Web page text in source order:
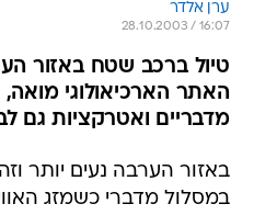
ערן אלדר
28.10.2003 / 16:07
טיול ברכב שטח באזור
האתר הארכיאולוגי מואה,
מדבריים ואטרקציות גם
באזור הערבה נעים יותר
במסלול מדברי כשמזג